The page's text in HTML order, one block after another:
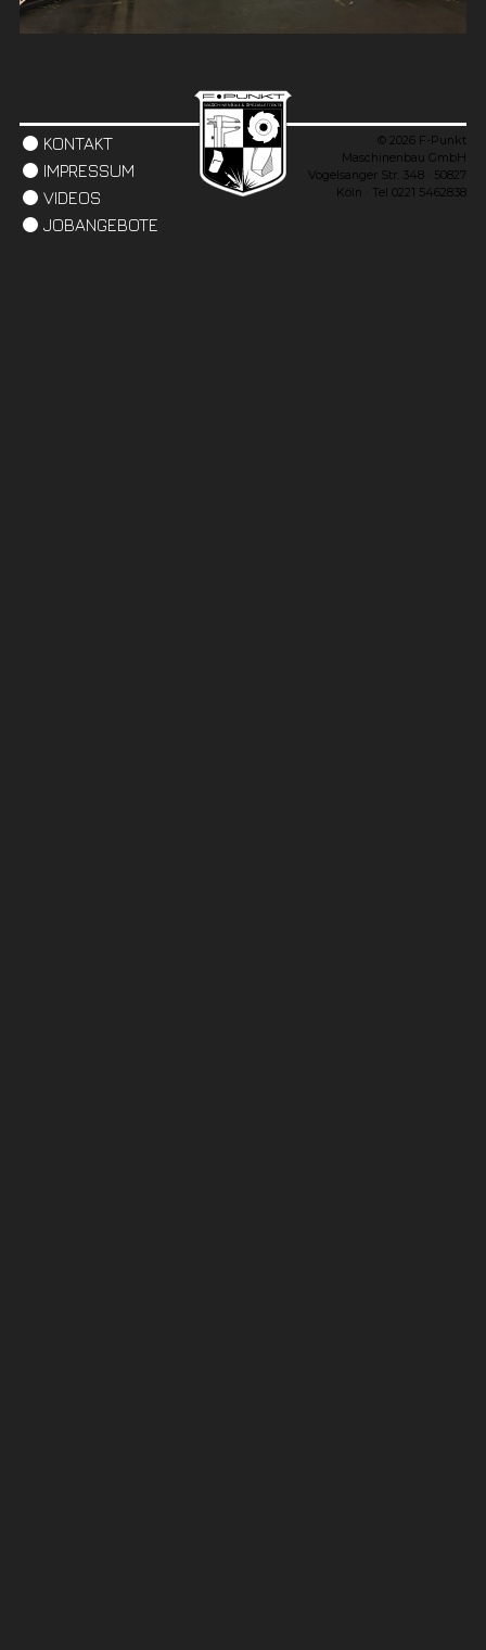
KONTAKT
IMPRESSUM
VIDEOS
JOBANGEBOTE
© 2026 F-Punkt
Maschinenbau GmbH
Vogelsanger Str. 348 · 50827
Köln · Tel 0221 5462838